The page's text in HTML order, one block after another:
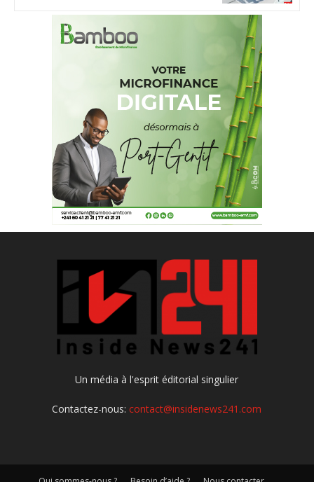
Un média à l'esprit éditorial singulier
Contactez-nous:contact@insidenews241.com